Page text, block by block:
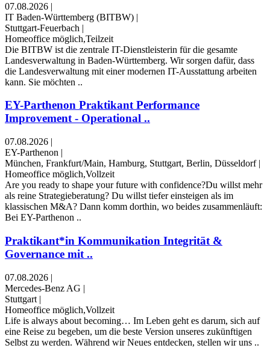
07.08.2026 |
IT Baden-Württemberg (BITBW) |
Stuttgart-Feuerbach |
Homeoffice möglich,Teilzeit
Die BITBW ist die zentrale IT-Dienstleisterin für die gesamte
Landesverwaltung in Baden-Württemberg. Wir sorgen dafür, dass
die Landesverwaltung mit einer modernen IT-Ausstattung arbeiten
kann. Sie möchten ..
EY-Parthenon Praktikant Performance
Improvement - Operational ..
07.08.2026 |
EY-Parthenon |
München, Frankfurt/Main, Hamburg, Stuttgart, Berlin, Düsseldorf |
Homeoffice möglich,Vollzeit
Are you ready to shape your future with confidence?Du willst mehr
als reine Strategieberatung? Du willst tiefer einsteigen als im
klassischen M&A? Dann komm dorthin, wo beides zusammenläuft:
Bei EY-Parthenon ..
Praktikant*in Kommunikation Integrität &
Governance mit ..
07.08.2026 |
Mercedes-Benz AG |
Stuttgart |
Homeoffice möglich,Vollzeit
Life is always about becoming… Im Leben geht es darum, sich auf
eine Reise zu begeben, um die beste Version unseres zukünftigen
Selbst zu werden. Während wir Neues entdecken, stellen wir uns ..